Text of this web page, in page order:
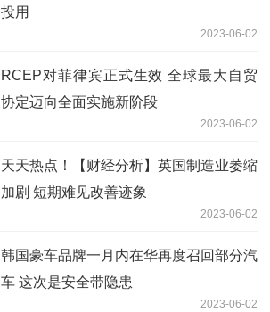
投用
2023-06-02
RCEP对菲律宾正式生效 全球最大自贸
协定迈向全面实施新阶段
2023-06-02
天天热点！【财经分析】英国制造业萎缩
加剧 短期难见改善迹象
2023-06-02
韩国豪车品牌一月内在华再度召回部分汽
车 这次是安全带隐患
2023-06-02